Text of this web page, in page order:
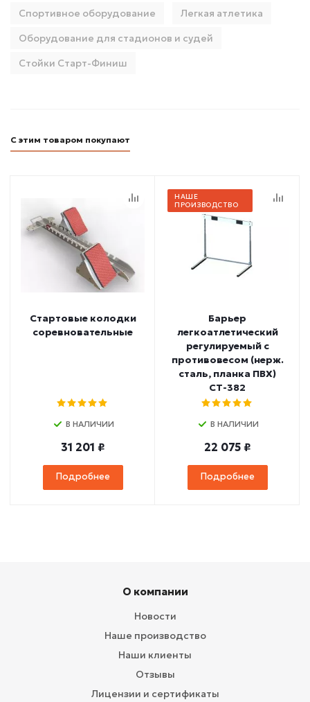
Спортивное оборудование
Легкая атлетика
Оборудование для стадионов и судей
Стойки Старт-Финиш
С этим товаром покупают
Стартовые колодки
соревновательные
В НАЛИЧИИ
31 201 ₽
Подробнее
НАШЕ
ПРОИЗВОДСТВО
Барьер
легкоатлетический
регулируемый с
противовесом (нерж.
сталь, планка ПВХ)
СТ-382
В НАЛИЧИИ
22 075 ₽
Подробнее
О компании
Новости
Наше производство
Наши клиенты
Отзывы
Лицензии и сертификаты